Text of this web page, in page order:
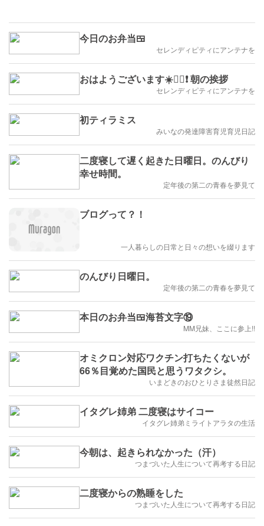
今日のお弁当🍱
セレンディピティにアンテナを
おはようございます☀️🙋‍♀️❗ 朝の挨拶
セレンディピティにアンテナを
初ティラミス
みいなの発達障害育児育児日記
二度寝して遅く起きた日曜日。のんびり
幸せ時間。
定年後の第二の青春を夢見て
ブログって？！
一人暮らしの日常と日々の想いを綴ります
のんびり日曜日。
定年後の第二の青春を夢見て
本日のお弁当🍱海苔文字⑲
MM兄妹、ここに参上!!
オミクロン対応ワクチン打ちたくないが
66％目覚めた国民と思うワタクシ。
いまどきのおひとりさま徒然日記
イタグレ姉弟 二度寝はサイコー
イタグレ姉弟ミライトアラタの生活
今朝は、起きられなかった（汗）
つまづいた人生について再考する日記
二度寝からの熟睡をした
つまづいた人生について再考する日記